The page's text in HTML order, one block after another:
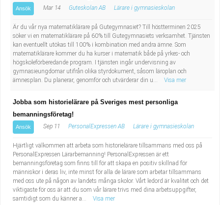
Ansök Mar 14 Guteskolan AB Lärare i gymnasieskolan
Är du vår nya matematiklärare på Gutegymnasiet? Till höstterminen 2025
söker vi en matematiklärare på 60% till Gutegymnasiets verksamhet. Tjänsten
kan eventuellt utökas till 100% i kombination med andra ämne. Som
matematiklärare kommer du ha kurser i matematik både på yrkes- och
högskoleförberedande program. I tjänsten ingår undervisning av
gymnasieungdomar utifrån olika styrdokument, såsom läroplan och
ämnesplan. Du planerar, genomför och utvärderar din u...
Visa mer
Jobba som historielärare på Sveriges mest personliga
bemanningsföretag!
Ansök Sep 11 PersonalExpressen AB Lärare i gymnasieskolan
Hjärtligt välkommen att arbeta som historielärare tillsammans med oss på
PersonalExpressen Lärarbemanning! PersonalExpressen är ett
bemanningsföretag som finns till för att skapa en positiv skillnad för
människor i deras liv, inte minst för alla de lärare som arbetar tillsammans
med oss ute på någon av landets många skolor. Vårt ledord är kvalitet och det
viktigaste för oss är att du som vår lärare trivs med dina arbetsuppgifter,
samtidigt som du känner a...
Visa mer